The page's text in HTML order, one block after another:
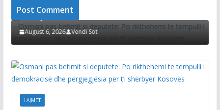
i demokracisë dhe përgjegjësia për t’i
Kosovës
6, 2026 Vendi Sot
Kurti thotë
zgjidhur
August 6,
LAJMET